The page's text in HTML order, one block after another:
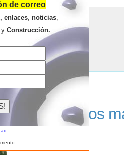
Burnham Hoyt
de la búsqueda .
Los edificios
de correo
enlaces, noticias,
Construcción.